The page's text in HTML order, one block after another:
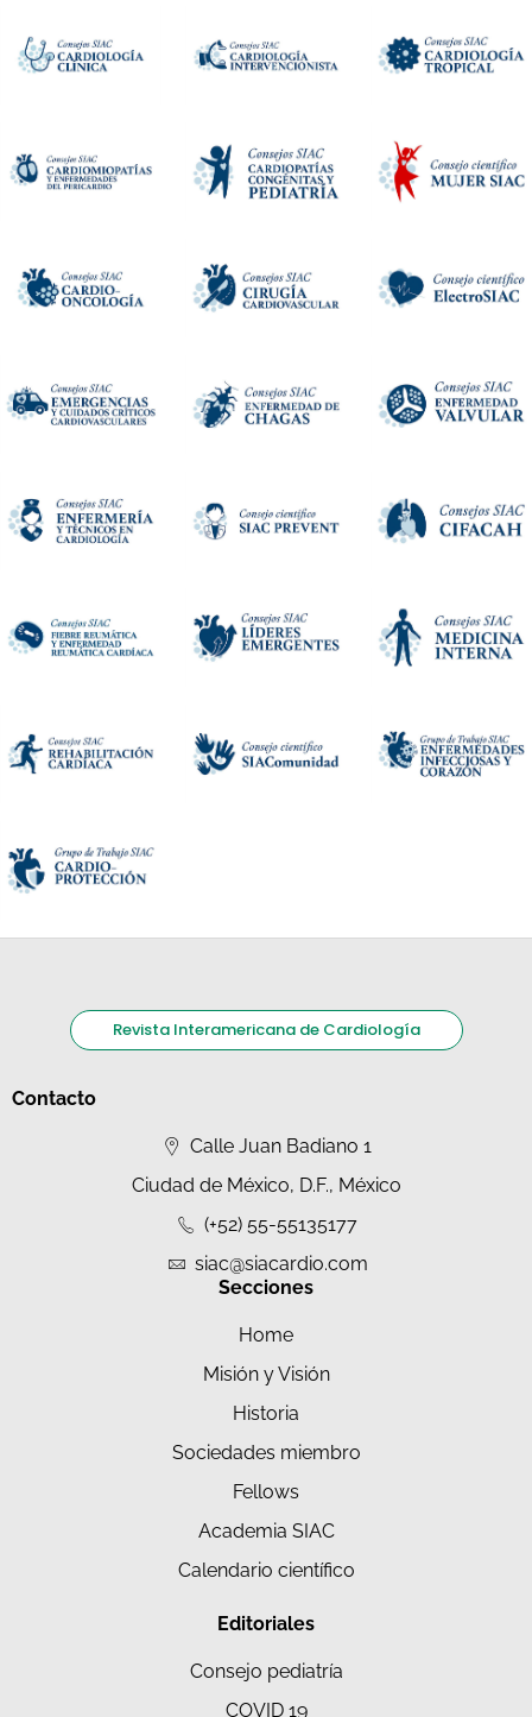
Revista Interamericana de Cardiología
Contacto
Calle Juan Badiano 1
Ciudad de México, D.F., México
(+52) 55-55135177
siac@siacardio.com
Secciones
Home
Misión y Visión
Historia
Sociedades miembro
Fellows
Academia SIAC
Calendario científico
Editoriales
Consejo pediatría
COVID 19